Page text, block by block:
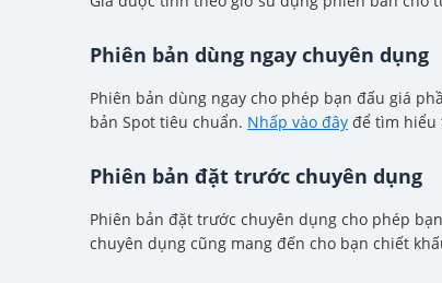
Phiên bản dùng ngay chuyên dụng
Phiên bản dùng ngay cho phép bạn đấu giá
bản Spot tiêu chuẩn. Nhấp vào đây để tìm hiểu
Phiên bản đặt trước chuyên dụng
Phiên bản đặt trước chuyên dụng cho phép
chuyên dụng cũng mang đến cho bạn chiết